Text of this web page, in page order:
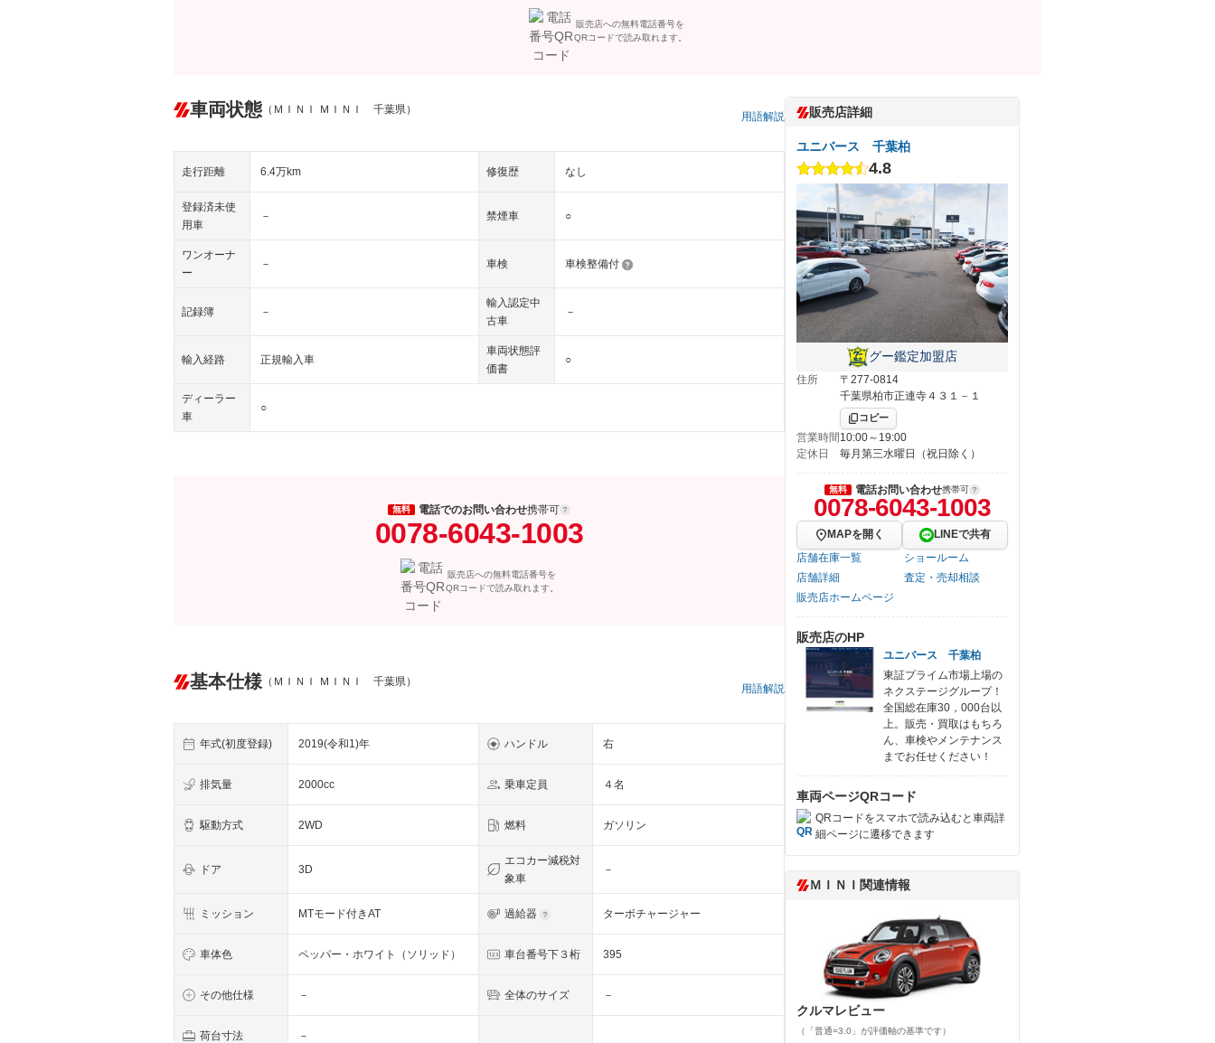
販売店への無料電話番号を
QRコードで読み取れます。
車両状態 （ＭＩＮＩ ＭＩＮＩ 千葉県）
用語解説
走行距離 6.4万km 修復歴 なし
登録済未使
用車
－ 禁煙車 ○
ワンオーナ
ー
－ 車検 車検整備付
記録簿 －
輸入認定中
古車
－
輸入経路 正規輸入車
車両状態評
価書
○
ディーラー
車
○
無料 電話でのお問い合わせ携帯可
0078-6043-1003
販売店への無料電話番号を
QRコードで読み取れます。
基本仕様 （ＭＩＮＩ ＭＩＮＩ 千葉県）
用語解説
年式(初度登録) 2019(令和1)年 ハンドル 右
排気量 2000cc 乗車定員 ４名
駆動方式 2WD 燃料 ガソリン
ドア 3D
エコカー減税対
象車
－
ミッション MTモード付きAT 過給器 ターボチャージャー
車体色 ペッパー・ホワイト（ソリッド） 車台番号下３桁 395
その他仕様 － 全体のサイズ －
荷台寸法 －
販売店詳細
ユニバース 千葉柏
4.8
グー鑑定加盟店
住所
〒277-0814
千葉県柏市正連寺４３１－１
コピー
営業時間10:00～19:00
定休日
毎月第三水曜日（祝日除く）
無料 電話お問い合わせ携帯可
0078-6043-1003
MAPを開く
LINEで共有
店舗在庫一覧
ショールーム
店舗詳細
査定・売却相談
販売店ホームページ
販売店のHP
ユニバース 千葉柏
東証プライム市場上場の
ネクステージグループ！
全国総在庫30，000台以
上。販売・買取はもちろ
ん、車検やメンテナンス
までお任せください！
車両ページQRコード
QRコードをスマホで読み込むと車両詳
細ページに遷移できます
ＭＩＮＩ関連情報
クルマレビュー
（「普通=3.0」が評価軸の基準です）